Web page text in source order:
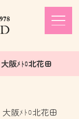
阪ﾒﾄﾛ北花田
阪ﾒﾄﾛ北花田